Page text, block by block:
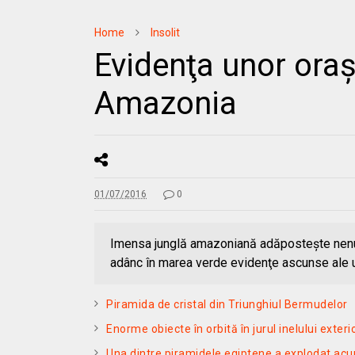
Home Insolit
Evidenţa unor
Amazonia
01/07/2016 0
Imensa junglă amazoniană adăposteşte
adânc în marea verde evidenţe ascunse ale
Piramida de cristal din Triunghiul Bermudelor
Enorme obiecte în orbită în jurul inelului